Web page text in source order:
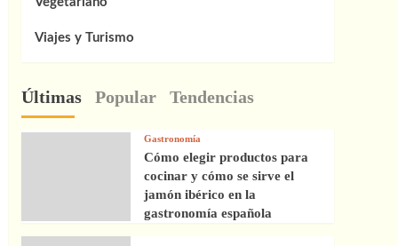
Viajes y Turismo
Últimas Popular Tendencias
Gastronomía
Cómo elegir productos para
cocinar y cómo se sirve el
jamón ibérico en la
gastronomía española